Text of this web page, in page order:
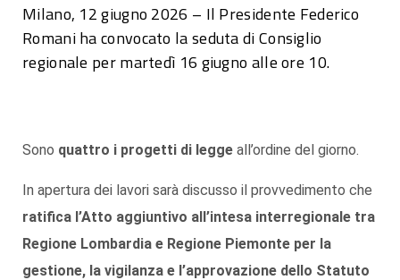
Milano, 12 giugno 2026 – Il Presidente Federico
Romani ha convocato la seduta di Consiglio
regionale per martedì 16 giugno alle ore 10.
Sono quattro i progetti di legge all’ordine del giorno.
In apertura dei lavori sarà discusso il provvedimento che
ratifica l’Atto aggiuntivo all’intesa interregionale tra
Regione Lombardia e Regione Piemonte per la
gestione, la vigilanza e l’approvazione dello Statuto